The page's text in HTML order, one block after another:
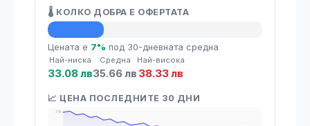
🌡️ КОЛКО ДОБРА Е ОФЕРТАТА
💡 Средна цена
Цената е 7% под 30-дневната средна
Най-ниска
33.08 лв
Средна
35.66 лв
Най-висока
38.33 лв
📈 ЦЕНА ПОСЛЕДНИТЕ 30 ДНИ
38